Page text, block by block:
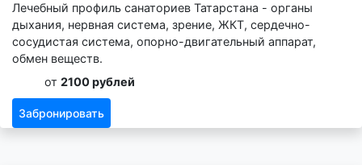
Лечебный профиль санаториев Татарстана - органы
дыхания, нервная система, зрение, ЖКТ, сердечно-
сосудистая система, опорно-двигательный аппарат,
обмен веществ.
от 2100 рублей
Забронировать